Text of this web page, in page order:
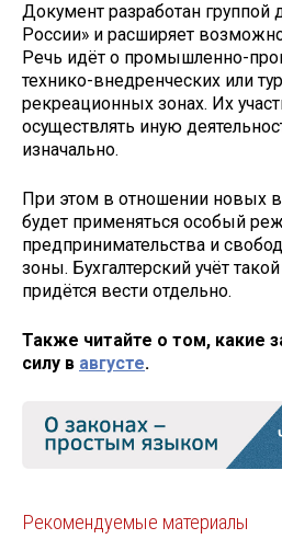
Документ разработан группой
России» и расширяет
Речь идёт о промышленно-
технико-внедренческих или
рекреационных зонах. Их
осуществлять иную
изначально.
При этом в отношении новых
будет применяться особый
предпринимательства и
зоны. Бухгалтерский учёт
придётся вести отдельно.
Также читайте о том, какие
силу в августе.
Рекомендуемые материалы